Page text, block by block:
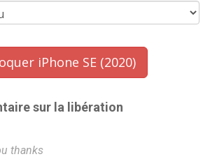
iPhone SE (2020)
sur la libération
thanks